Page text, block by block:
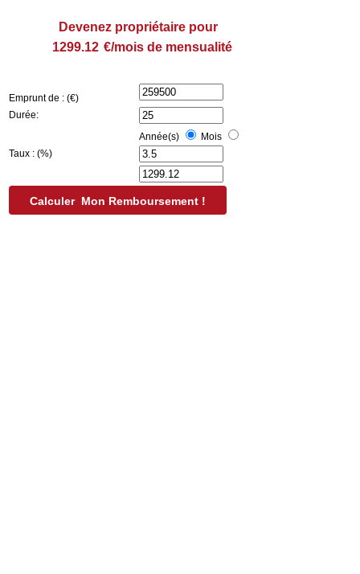
Devenez propriétaire pour
€/mois de mensualité
Emprunt de : (€)
Durée:
Année(s)
Mois
Taux : (%)